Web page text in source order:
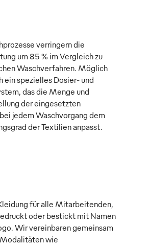
verringern die
um 85 % im Vergleich zu
Waschverfahren. Möglich
ein spezielles Dosier- und
das die Menge und
der eingesetzten
jedem Waschvorgang dem
der Textilien anpasst.
für alle Mitarbeitenden,
oder bestickt mit Namen
Wir vereinbaren gemeinsam
wie